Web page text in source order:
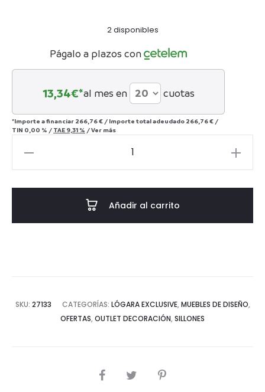
era:
545€.
247€.
2 disponibles
Págalo a plazos con
13,34€*al mes en cuotas
*Importe a financiar 266,76 € / Importe total adeudado 266,76 € /
TIN 0,00 % / TAE 9,31 % /Ver más
Añadir al carrito
SKU: 27133 CATEGORÍAS: LÓGARA EXCLUSIVE, MUEBLES DE DISEÑO,
OFERTAS, OUTLET DECORACIÓN, SILLONES
COMPARTIR